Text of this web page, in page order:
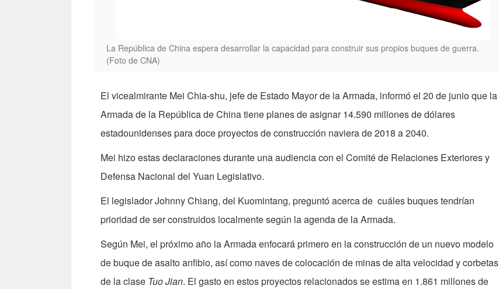
La República de China espera desarrollar la capacidad para construir sus propios buques de guerra.
(Foto de CNA)
El vicealmirante Mei Chia-shu, jefe de Estado Mayor de la Armada, informó el 20 de junio que la
Armada de la República de China tiene planes de asignar 14.590 millones de dólares
estadounidenses para doce proyectos de construcción naviera de 2018 a 2040.
Mei hizo estas declaraciones durante una audiencia con el Comité de Relaciones Exteriores y
Defensa Nacional del Yuan Legislativo.
El legislador Johnny Chiang, del Kuomintang, preguntó acerca de cuáles buques tendrían
prioridad de ser construidos localmente según la agenda de la Armada.
Según Mei, el próximo año la Armada enfocará primero en la construcción de un nuevo modelo
de buque de asalto anfibio, así como naves de colocación de minas de alta velocidad y corbetas
de la clase Tuo Jian. El gasto en estos proyectos relacionados se estima en 1.861 millones de